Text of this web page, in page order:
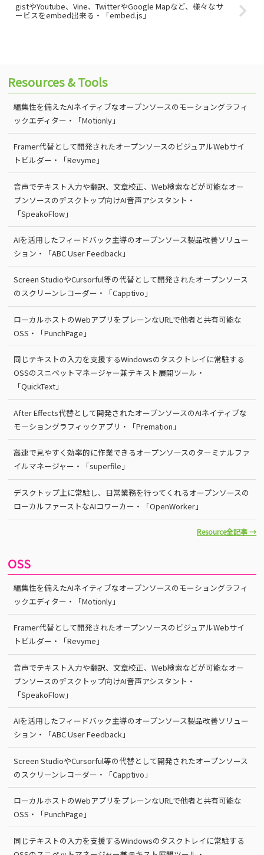
gistやYoutube、Vine、TwitterやGoogle Mapなど、様々なサ
ービスをembed出来る・「embed.js」
Resources & Tools
編集性を備えたAIネイティブなオープンソースのモーショングラフィ
ックエディター・「Motionly」
Framer代替として開発されたオープンソースのビジュアルWebサイ
トビルダー・「Revyme」
音声でテキスト入力や翻訳、文章校正、Web検索などが可能なオー
プンソースのデスクトップ向けAI音声アシスタント・
「SpeakoFlow」
AIを活用したフィードバック主導のオープンソース製品改善ソリュー
ション・「ABC User Feedback」
Screen StudioやCursorful等の代替として開発されたオープンソース
のスクリーンレコーダー・「Capptivo」
ローカルホストのWebアプリをプレーンなURLで他者と共有可能な
OSS・「PunchPage」
同じテキストの入力を支援するWindowsのタスクトレイに常駐する
OSSのスニペットマネージャー兼テキスト展開ツール・
「QuickText」
After Effects代替として開発されたオープンソースのAIネイティブな
モーショングラフィックアプリ・「Premation」
高速で見やすく効率的に作業できるオープンソースのターミナルファ
イルマネージャー・「superfile」
デスクトップ上に常駐し、日常業務を行ってくれるオープンソースの
ローカルファーストなAIコワーカー・「OpenWorker」
Resource全記事 →
OSS
編集性を備えたAIネイティブなオープンソースのモーショングラフィ
ックエディター・「Motionly」
Framer代替として開発されたオープンソースのビジュアルWebサイ
トビルダー・「Revyme」
音声でテキスト入力や翻訳、文章校正、Web検索などが可能なオー
プンソースのデスクトップ向けAI音声アシスタント・
「SpeakoFlow」
AIを活用したフィードバック主導のオープンソース製品改善ソリュー
ション・「ABC User Feedback」
Screen StudioやCursorful等の代替として開発されたオープンソース
のスクリーンレコーダー・「Capptivo」
ローカルホストのWebアプリをプレーンなURLで他者と共有可能な
OSS・「PunchPage」
同じテキストの入力を支援するWindowsのタスクトレイに常駐する